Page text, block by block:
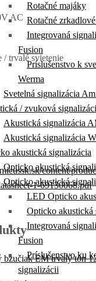
Rotačné majáky
Rotačné
Integrovaná
Fusion
Príslušenstvo k
Werma
Svetelná signalizácia
/ zvuková
Akustická signalizácia
Akustická signalizácia
akustická signalizácia
Opticko akustická
Opticko akustická
LED Opticko
Opticko akustická
Integrovaná
Fusion
Príslušenstvo ku
signalizácii
AC
/ trvalé svietenie
content/
1-69130068.pdf